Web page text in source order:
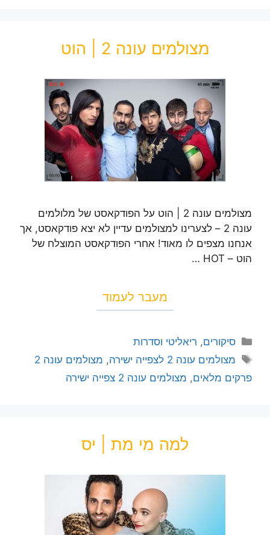
מצולמים עונה 2 | הוט
מצולמים עונה 2 | הוט על הפודקאסט של מלולמים
עונה 2 – לצערינו למצולמים עדיין לא יצא פודקאסט, אך
אנחנו מצפים לו מאוד! אחרי הפודקאסט המוצלח של
הוט – HOT …
מעבר לעמוד
סיקורים, ריאליטי וסדרות
מצולמים עונה 2 לצפייה ישירה
,
מצולמים עונה 2
פרקים מלאים, מצולמים עונה 2 צפייה ישירה
למה מי מת | יס